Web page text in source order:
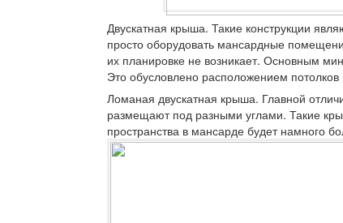
Двускатная крыша. Такие конструкции
просто оборудовать мансардные
их планировке не возникает. Основным
Это обусловлено расположением потолков
Ломаная двускатная крыша. Главной
размещают под разными углами. Такие
пространства в мансарде будет намного